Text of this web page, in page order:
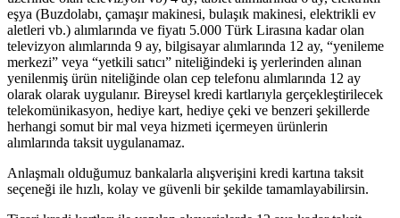
eşya (Buzdolabı, çamaşır makinesi, bulaşık makinesi, elektrikli ev
aletleri vb.) alımlarında ve fiyatı 5.000 Türk Lirasına kadar olan
televizyon alımlarında 9 ay, bilgisayar alımlarında 12 ay, “yenileme
merkezi” veya “yetkili satıcı” niteliğindeki iş yerlerinden alınan
yenilenmiş ürün niteliğinde olan cep telefonu alımlarında 12 ay
olarak olarak uygulanır. Bireysel kredi kartlarıyla gerçekleştirilecek
telekomünikasyon, hediye kart, hediye çeki ve benzeri şekillerde
herhangi somut bir mal veya hizmeti içermeyen ürünlerin
alımlarında taksit uygulanamaz.
Anlaşmalı olduğumuz bankalarla alışverişini kredi kartına taksit
seçeneği ile hızlı, kolay ve güvenli bir şekilde tamamlayabilirsin.